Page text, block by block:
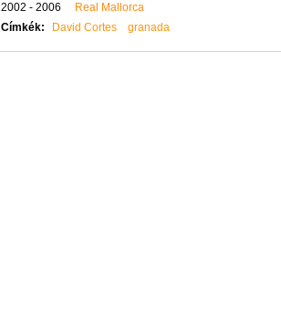
2002 - 2006
Real Mallorca
Címkék:
David Cortes granada